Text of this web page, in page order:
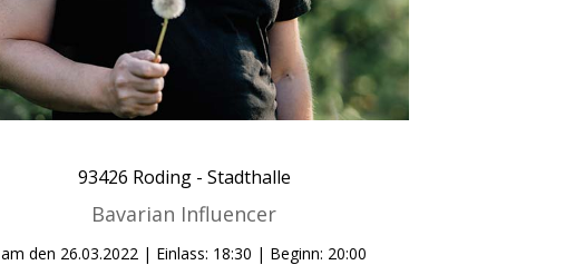
93426 Roding - Stadthalle
Bavarian Influencer
am den 26.03.2022 | Einlass: 18:30 | Beginn: 20:00